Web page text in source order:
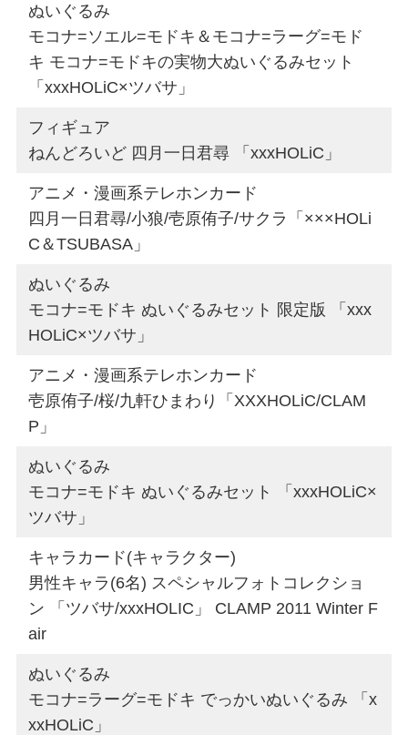
ぬいぐるみ
モコナ=ソエル=モドキ＆モコナ=ラーグ=モド
キ モコナ=モドキの実物大ぬいぐるみセット
「xxxHOLiC×ツバサ」
フィギュア
ねんどろいど 四月一日君尋 「xxxHOLiC」
アニメ・漫画系テレホンカード
四月一日君尋/小狼/壱原侑子/サクラ「×××HOLi
C＆TSUBASA」
ぬいぐるみ
モコナ=モドキ ぬいぐるみセット 限定版 「xxx
HOLiC×ツバサ」
アニメ・漫画系テレホンカード
壱原侑子/桜/九軒ひまわり「XXXHOLiC/CLAM
P」
ぬいぐるみ
モコナ=モドキ ぬいぐるみセット 「xxxHOLiC×
ツバサ」
キャラカード(キャラクター)
男性キャラ(6名) スペシャルフォトコレクショ
ン 「ツバサ/xxxHOLIC」 CLAMP 2011 Winter F
air
ぬいぐるみ
モコナ=ラーグ=モドキ でっかいぬいぐるみ 「x
xxHOLiC」